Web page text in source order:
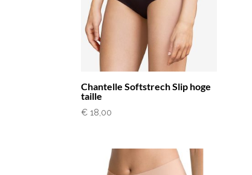
Chantelle Softstrech Slip hoge
taille
€ 18,00